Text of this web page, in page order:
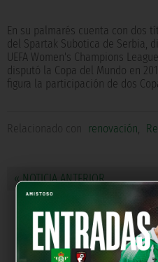
En su palmarés cuenta con dos
del Spartak Subotica de Serbia,
UEFA Women's Champions
disputó la Copa del Mundo en
figura la participación de dos
Relacionado con renovación,
« NOTICIA ANTERIOR